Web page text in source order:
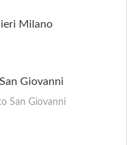
Milano
Giovanni
San Giovanni